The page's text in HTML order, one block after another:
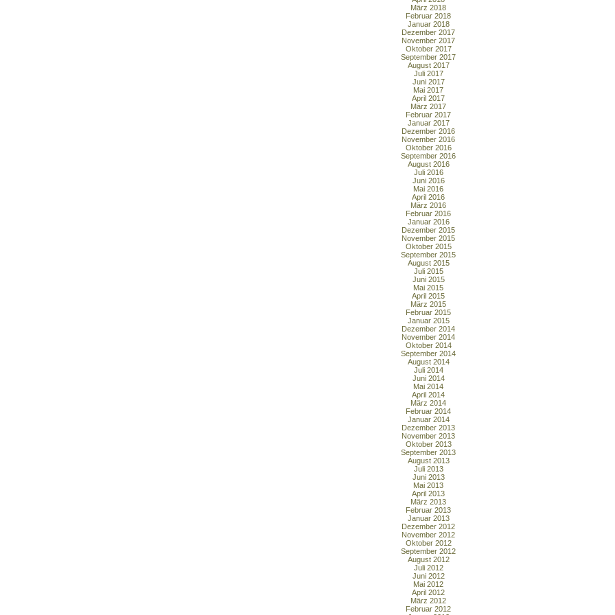
März 2018
Februar 2018
Januar 2018
Dezember 2017
November 2017
Oktober 2017
September 2017
August 2017
Juli 2017
Juni 2017
Mai 2017
April 2017
März 2017
Februar 2017
Januar 2017
Dezember 2016
November 2016
Oktober 2016
September 2016
August 2016
Juli 2016
Juni 2016
Mai 2016
April 2016
März 2016
Februar 2016
Januar 2016
Dezember 2015
November 2015
Oktober 2015
September 2015
August 2015
Juli 2015
Juni 2015
Mai 2015
April 2015
März 2015
Februar 2015
Januar 2015
Dezember 2014
November 2014
Oktober 2014
September 2014
August 2014
Juli 2014
Juni 2014
Mai 2014
April 2014
März 2014
Februar 2014
Januar 2014
Dezember 2013
November 2013
Oktober 2013
September 2013
August 2013
Juli 2013
Juni 2013
Mai 2013
April 2013
März 2013
Februar 2013
Januar 2013
Dezember 2012
November 2012
Oktober 2012
September 2012
August 2012
Juli 2012
Juni 2012
Mai 2012
April 2012
März 2012
Februar 2012